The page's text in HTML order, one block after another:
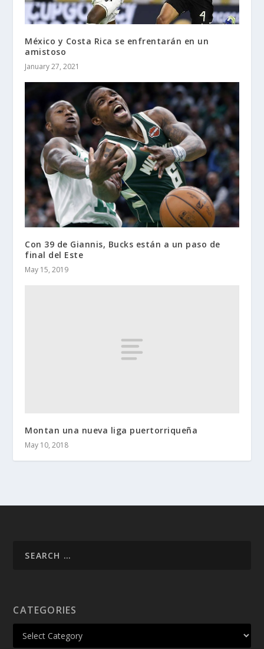
México y Costa Rica se enfrentarán en un
amistoso
January 27, 2021
Con 39 de Giannis, Bucks están a un paso de
final del Este
May 15, 2019
Montan una nueva liga puertorriqueña
May 10, 2018
CATEGORIES